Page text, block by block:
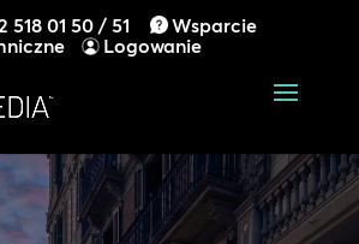
518 01 50 / 51
Wsparcie
Logowanie